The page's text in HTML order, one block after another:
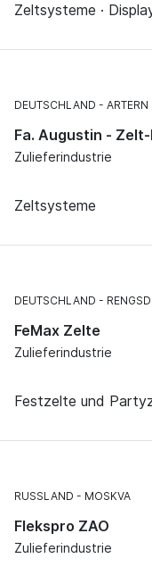
Zeltsysteme ·
DEUTSCHLAND ARTERN
Fa. Augustin -
Zulieferindustrie
Zeltsysteme
DEUTSCHLAND
FeMax Zelte
Zulieferindustrie
Festzelte und
RUSSLAND MOSKVA
Flekspro ZAO
Zulieferindustrie